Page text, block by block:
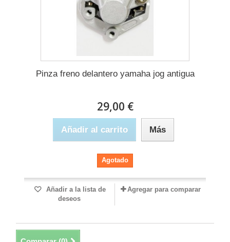
Pinza freno delantero yamaha jog antigua
29,00 €
Añadir al carrito Más
Agotado
Añadir a la lista de
deseos
Agregar para comparar